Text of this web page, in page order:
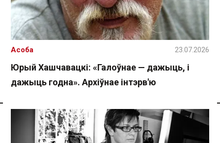
Спасылка без VPN
Юрый Хашчавацкі: «Галоўнае — дажыць, і
дажыць годна». Архіўнае інтэрв'ю
Асоба 23.07.2026